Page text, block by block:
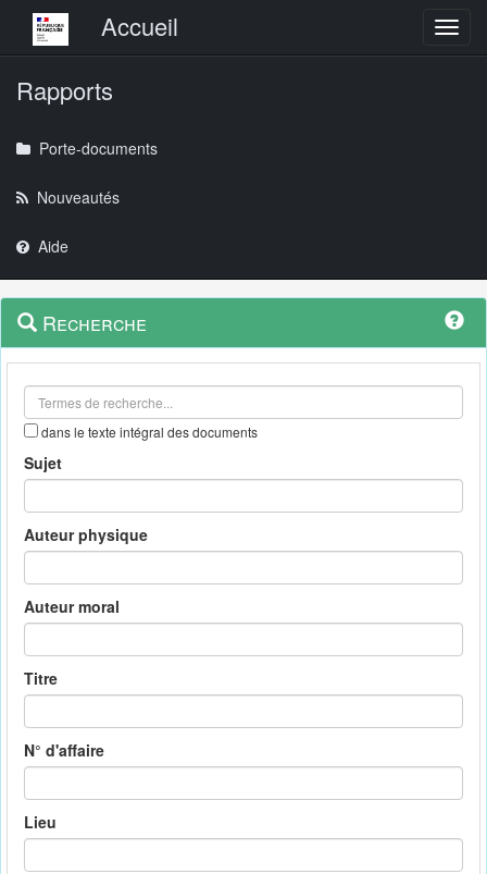
Menu principalAccueil
Rapports
Porte-documents
Nouveautés
Aide
Navigation
outils
Menu
contextuel
Recherche
dans le texte intégral des documents
Sujet
Auteur physique
Auteur moral
Titre
N° d'affaire
Lieu